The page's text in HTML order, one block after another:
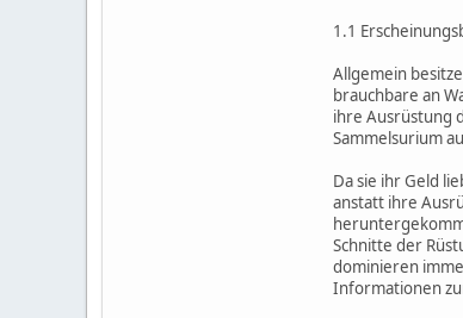
1.1
Allgemein
brauchbare an
ihre Ausrüstung
Sammelsurium
Da sie ihr Geld
anstatt ihre
Schnitte der
dominieren
Informationen